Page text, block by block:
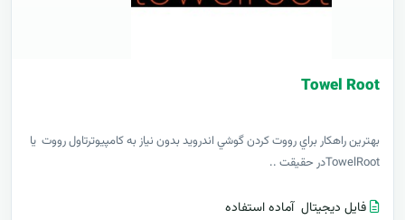
Towel Root
بهترين راهکار براي رووت کردن گوشي اندرويد بدون نياز به کامپيوترتاول رووت يا
TowelRootدر حقيقت ..
فایل دیجیتال آماده استفاده